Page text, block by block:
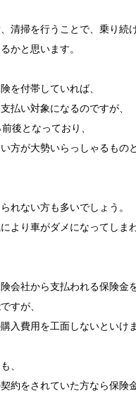
清掃を行うことで、乗り続
かと思います。
を付帯していれば、
払い対象になるのですが、
後となっており、
方が大勢いらっしゃるもの
れない方も多いでしょう。
より車がダメになってしま
会社から支払われる保険金
すが、
入費用を工面しないといけ
、
約をされていた方なら保険